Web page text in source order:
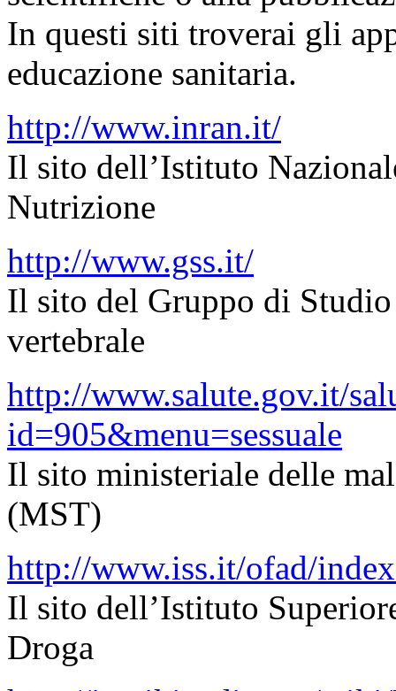
In questi siti troverai gli
educazione sanitaria.
http://www.inran.it/
Il sito dell’Istituto
Nutrizione
http://www.gss.it/
Il sito del Gruppo di
vertebrale
http://www.salute.gov.it/
id=905&menu=sessuale
Il sito ministeriale delle
(MST)
http://www.iss.it/ofad/
Il sito dell’Istituto
Droga